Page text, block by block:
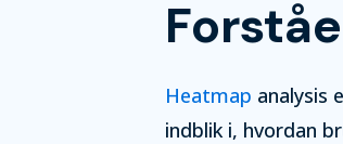
Heatmap analysis
indblik i, hvordan